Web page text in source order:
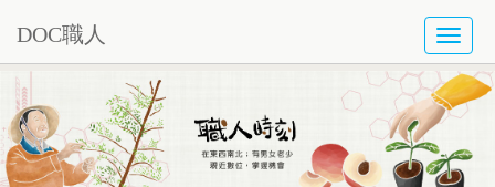
DOC職人